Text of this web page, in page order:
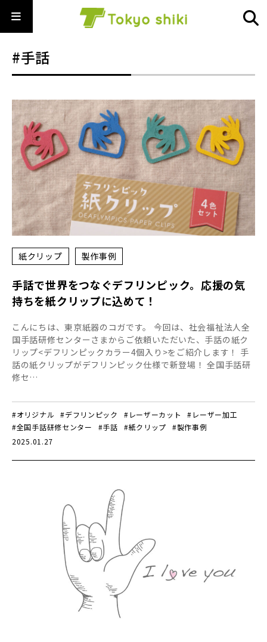
#手話
紙クリップ 製作事例
手話で世界をつなぐデフリンピック。応援の気
持ちを紙クリップに込めて！
こんにちは、東京紙器のコガです。 今回は、社会福祉法人全
国手話研修センターさまからご依頼いただいた、手話の紙ク
リップ<デフリンピックカラー4個入り>をご紹介します！ 手
話の紙クリップがデフリンピック仕様で新登場！ 全国手話研
修セ…
#オリジナル #デフリンピック #レーザーカット
#レーザー加工
#全国手話研修センター
#手話 #紙クリップ
#製作事例
2025.01.27